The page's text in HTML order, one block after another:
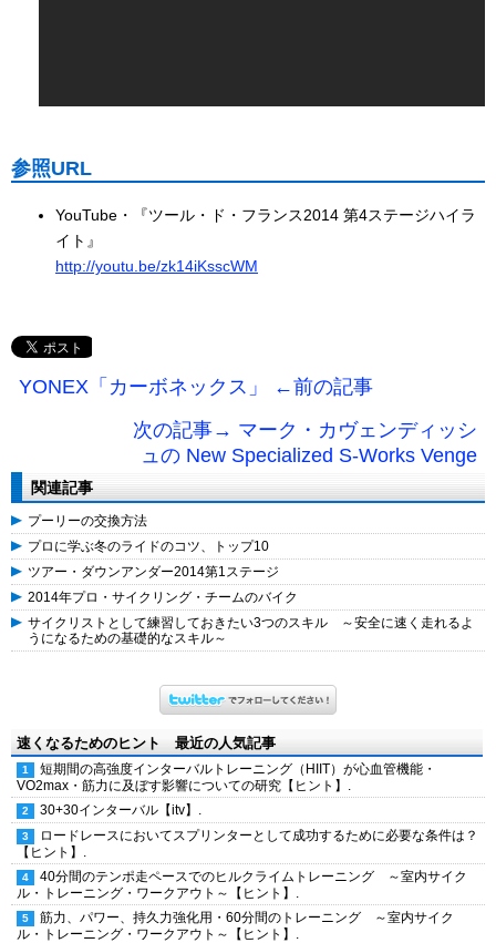
参照URL
YouTube・『ツール・ド・フランス2014 第4ステージハイラ
イト』
http://youtu.be/zk14iKsscWM
YONEX「カーボネックス」 ←前の記事
次の記事→ マーク・カヴェンディッシ
ュの New Specialized S-Works Venge
関連記事
プーリーの交換方法
プロに学ぶ冬のライドのコツ、トップ10
ツアー・ダウンアンダー2014第1ステージ
2014年プロ・サイクリング・チームのバイク
サイクリストとして練習しておきたい3つのスキル ～安全に速く走れるよ
うになるための基礎的なスキル～
速くなるためのヒント 最近の人気記事
短期間の高強度インターバルトレーニング（HIIT）が心血管機能・
VO2max・筋力に及ぼす影響についての研究【ヒント】.
30+30インターバル【itv】.
ロードレースにおいてスプリンターとして成功するために必要な条件は？
【ヒント】.
40分間のテンポ走ペースでのヒルクライムトレーニング ～室内サイク
ル・トレーニング・ワークアウト～【ヒント】.
筋力、パワー、持久力強化用・60分間のトレーニング ～室内サイク
ル・トレーニング・ワークアウト～【ヒント】.